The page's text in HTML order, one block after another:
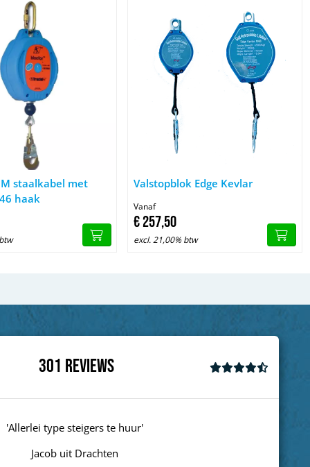
10M staalkabel met M10 en M46 haak
staalkabel met
haak
Afbeelding Valstopblok Edge Kevlar
Valstopblok Edge Kevlar
Vanaf
€257,50
excl. 21,00% btw
301 Reviews
type steigers te huur'
uit Drachten